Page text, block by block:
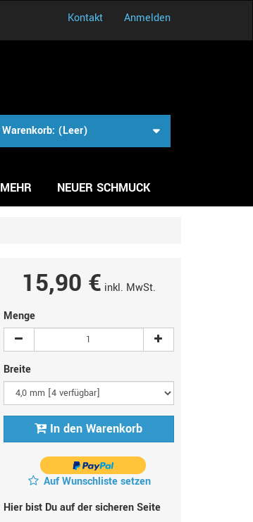
Kontakt Anmelden
Warenkorb: (Leer)
MEHR NEUER SCHMUCK
15,90 € inkl. MwSt.
Menge
Breite
In den Warenkorb
Auf Wunschliste setzen
Hier bist Du auf der sicheren Seite